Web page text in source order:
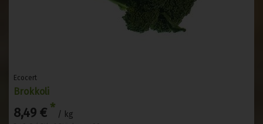
Ecocert
Brokkoli
8,49 € * / kg